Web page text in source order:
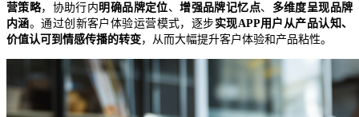
营策略，协助行内明确品牌定位、增强品牌记忆点、 多维度呈现品牌
内涵。通过创新客户体验运营模式，逐步实现APP用户从产品认知、
价值认可到情感传播的转变，从而大幅提升客户体验和产品粘性。